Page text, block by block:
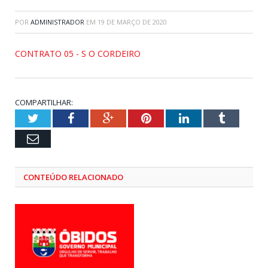
POR ADMINISTRADOR EM 19 DE MARÇO DE 2020
CONTRATO 05 - S O CORDEIRO
COMPARTILHAR:
TwitterFacebookGoogle+PinterestLinkedInTumblr
Email
CONTEÚDO RELACIONADO